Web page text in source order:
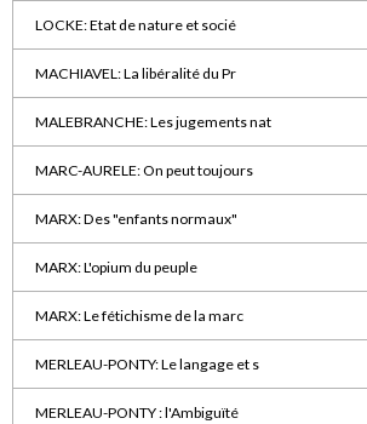
LOCKE: Etat de nature et socié
MACHIAVEL: La libéralité du Pr
MALEBRANCHE: Les jugements nat
MARC-AURELE: On peut toujours
MARX: Des "enfants normaux"
MARX: L'opium du peuple
MARX: Le fétichisme de la marc
MERLEAU-PONTY: Le langage et s
MERLEAU-PONTY : l'Ambiguïté